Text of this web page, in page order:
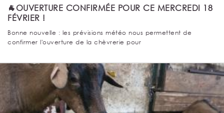
🐐OUVERTURE CONFIRMÉE POUR CE MERCREDI 18
FÉVRIER !
Bonne nouvelle : les prévisions météo nous permettent de
confirmer l'ouverture de la chèvrerie pour